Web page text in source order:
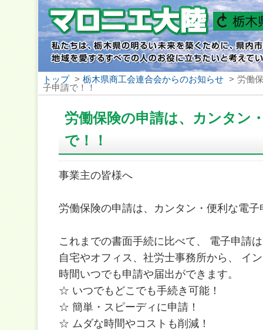
トップ > 栃木県商工会連合会からのお知らせ > 労働
子申請で！！
労働保険の申請は、カンタン
で！！
事業主の皆様へ
労働保険の申請は、カンタン・便利な電子
これまでの書面手続に比べて、 電子申請
自宅やオフィス、社労士事務所から、 イ
時間いつでも申請や届出ができます。
☆ いつでもどこでも手続き可能！
☆ 簡単・スピーディに申請！
☆ ムダな時間やコストも削減！